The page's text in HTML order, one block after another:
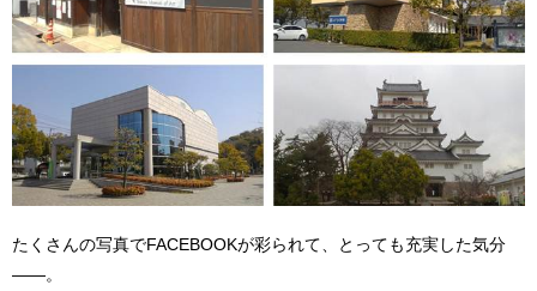
たくさんの写真でFACEBOOKが彩られて、とっても充実した気分
――。